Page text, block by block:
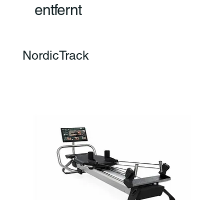
NordicTrack
entfernt